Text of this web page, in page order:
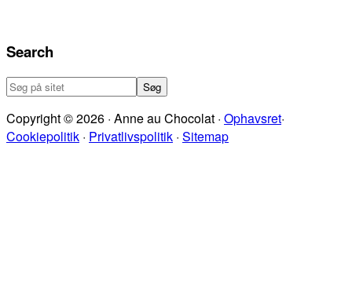
Search
Søg
sitet
Copyright © 2026 · Anne au Chocolat · Ophavsret·
Cookiepolitik · Privatlivspolitik · Sitemap